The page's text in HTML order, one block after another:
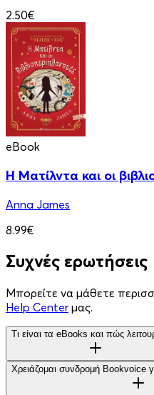
2.50€
eBook
Η Ματίλντα και οι
Anna James
8.99€
Συχνές ερωτήσεις
Μπορείτε να μάθετε
Help Center μας.
Τι είναι τα eBooks και πώς
Χρειάζομαι συνδρομή Bookvoice